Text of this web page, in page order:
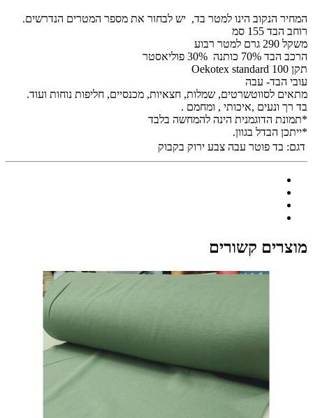
המחיר הנקוב הינו למטר בד, יש לבחור את מספר המטרים הנדרשים.
רוחב הבד 155 סמ
משקל 290 גרם למטר רבוע
הרכב הבד 70% כותנה 30% פוליאסטר
תקן Oekotex standard 100
עובי הבד- עבה
מתאים לסווטשרטים, שמלות, חצאיות, מכנסיים, חליפות נוחות ועוד.
בד רך ונעים ,איכותי , ומחמם .
*תמונת הדוגמנית הינה להמחשה בלבד
*ייתכן הבדל בגוון.
דגם: בד פוטר עבה צבע ירוק בקבוק
מוצרים קשורים